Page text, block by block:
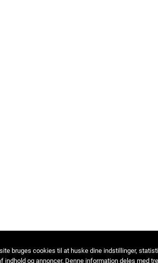
bruges cookies til at huske dine indstillinger,
indhold og annoncer. Denne information deles med